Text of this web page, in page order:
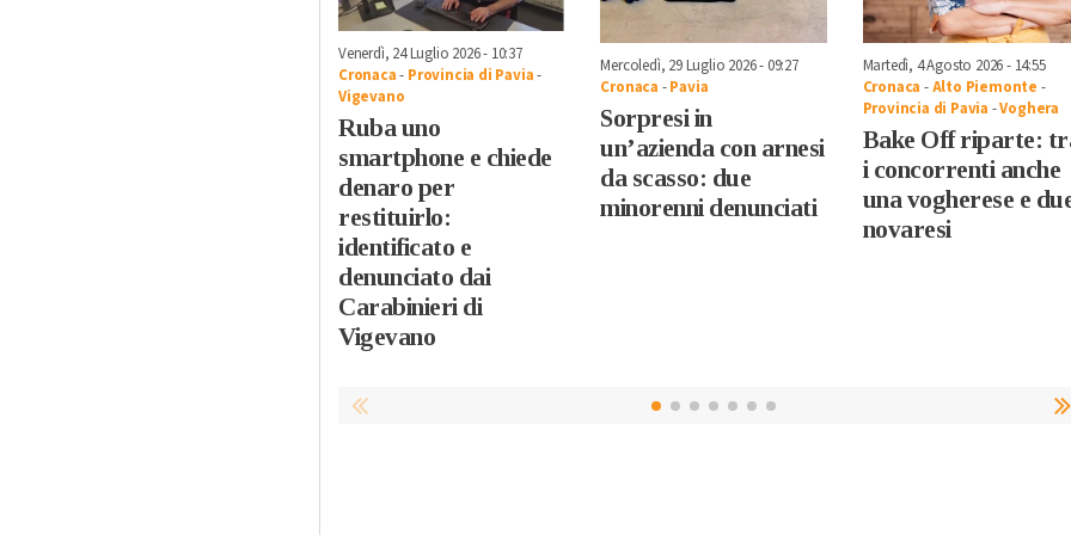
Venerdì, 24 Luglio 2026 - 10:37
Cronaca- Provincia di Pavia-
Vigevano
Ruba uno
smartphone e chiede
denaro per
restituirlo:
identificato e
denunciato dai
Carabinieri di
Vigevano
Mercoledì, 29 Luglio 2026 - 09:27
Cronaca -Pavia
Sorpresi in
un’azienda con arnesi
da scasso: due
minorenni denunciati
Martedì, 4 Agosto 2026 - 14:55
Cronaca -Alto Piemonte -
Provincia di Pavia -Voghera
Bake Off riparte:
i concorrenti anche
una vogherese e
novaresi